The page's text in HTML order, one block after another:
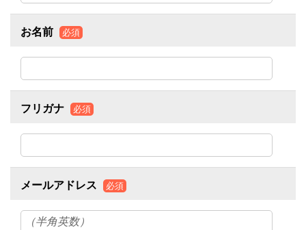
お名前 必須
フリガナ 必須
メールアドレス 必須